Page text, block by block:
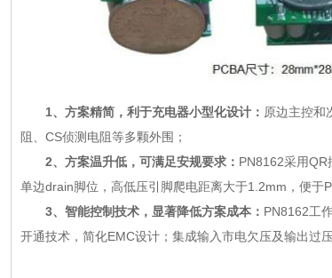
1、方案精简，利于充电器小型化设计： 原边主控和
阻、CS侦测电阻等多颗外围；
2、方案温升低，可满足安规要求： PN8162采用QR
单边drain脚位，高低压引脚爬电距离大于1.2mm，便
3、智能控制技术，显著降低方案成本： PN8162工
开通技术，简化EMC设计；集成输入市电欠压及输出过